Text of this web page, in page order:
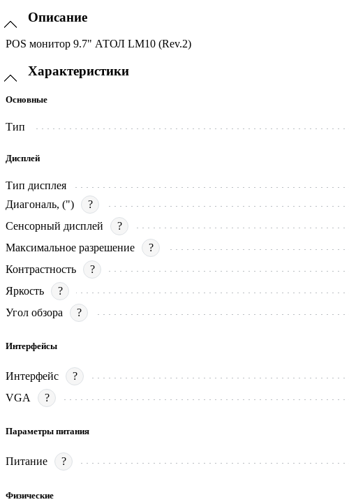
Описание
POS монитор 9.7" АТОЛ LM10 (Rev.2)
Характеристики
Основные
Тип
Дисплей
Тип дисплея
Диагональ, (")
?
Сенсорный дисплей
?
Максимальное разрешение
?
Контрастность
?
Яркость
?
Угол обзора
?
Интерфейсы
Интерфейс
?
VGA
?
Параметры питания
Питание ?
Физические